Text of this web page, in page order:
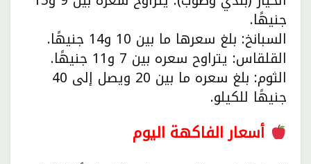
جنيهًا.
السبانخ: بلغ سعرها ما بين 10 و14 جنيهًا.
القلقاس: يتراوح سعره بين 7 و11 جنيهًا.
الثوم: بلغ سعره ما بين 20 ويصل إلى 40
جنيهًا للكيلو.
أسعار الفاكهة اليوم